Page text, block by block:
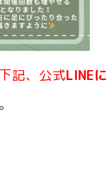
記、公式LINEに